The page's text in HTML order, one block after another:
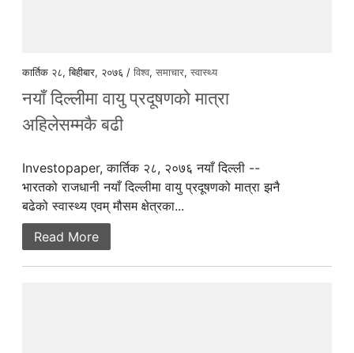
कार्तिक २८, बिहीबार, २०७६ /विश्व,समाचार,स्वास्थ्य
नयाँ दिल्लीमा वायु प्रदूषणको मात्रा
अहिलेसम्मकै बढी
Investopaper, कार्तिक २८, २०७६ नयाँ दिल्ली --
भारतको राजधानी नयाँ दिल्लीमा वायु प्रदूषणको मात्रा झनै
बढेको स्वास्थ्य एवम् मौसम क्षेत्रका...
Read More